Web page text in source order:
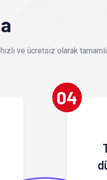
ve ücretsiz olarak
04